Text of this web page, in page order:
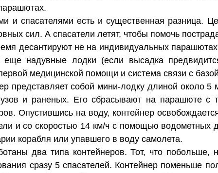
и спасателями есть и существенная разница.
сил. А спасатели летят, чтобы помочь
десантируют не на индивидуальных
еще надувные лодки (если высадка
медицинской помощи и система связи с
представляет собой мини-лодку длиной около 5
и раненых. Его сбрасывают на парашюте с
Опустившись на воду, контейнер
и со скоростью 14 км/ч с помощью водометных
корабля или упавшего в воду самолета.
два типа контейнеров. Тот, что побольше,
сразу 5 спасателей. Контейнер поменьше